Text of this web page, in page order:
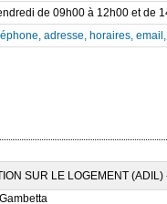
de 09h00 à 12h00 et de
adresse, horaires,
SUR LE LOGEMENT